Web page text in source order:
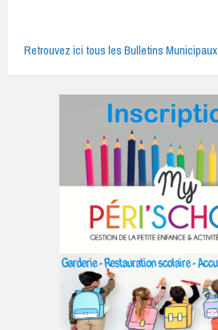
Retrouvez ici tous les Bulletins Municipaux